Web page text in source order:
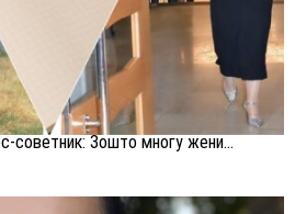
советник: Зошто многу жени...